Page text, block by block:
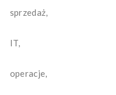
sprzedaż,
IT,
operacje,